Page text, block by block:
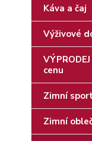
Káva a čaj
Výživové
cenu
Zimní
Zimní